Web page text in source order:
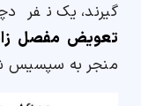
گیرند، یک نفر
تعویض مفصل
منجر به سپسیس